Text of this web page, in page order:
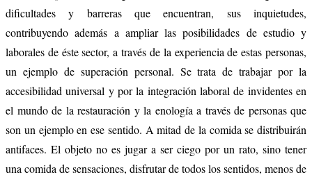
dificultades y barreras que encuentran, sus inquietudes,
contribuyendo además a ampliar las posibilidades de estudio y
laborales de éste sector, a través de la experiencia de estas personas,
un ejemplo de superación personal. Se trata de trabajar por la
accesibilidad universal y por la integración laboral de invidentes en
el mundo de la restauración y la enología a través de personas que
son un ejemplo en ese sentido. A mitad de la comida se distribuirán
antifaces. El objeto no es jugar a ser ciego por un rato, sino tener
una comida de sensaciones, disfrutar de todos los sentidos, menos de